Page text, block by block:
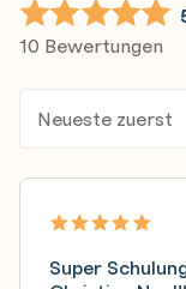
10 Bewertungen
Super